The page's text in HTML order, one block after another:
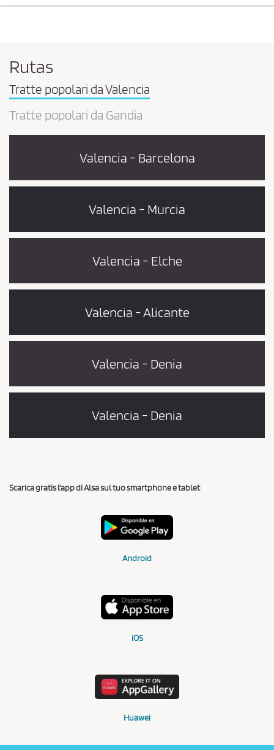
Rutas
Tratte popolari da Valencia
Tratte popolari da Gandia
Valencia - Barcelona
Valencia - Murcia
Valencia - Elche
Valencia - Alicante
Valencia - Denia
Valencia - Denia
Scarica gratis l'app di Alsa sul tuo smartphone e tablet
Android
iOS
Huawei